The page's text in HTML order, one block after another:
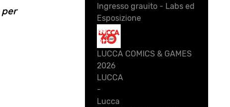
per
Ingresso grauito - Labs ed
Esposizione
28
Ott
LUCCA COMICS & GAMES
2026
LUCCA
-
Lucca